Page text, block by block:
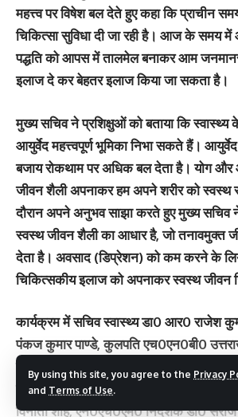
By using this site, you agree to the Privacy
and Terms of Use.
महत्त्व पर विषेश बल देते हुए कहा कि प्राचीन समय
चिकित्सा सुविधा दी जा रही है। आज के समय में
पद्धति को आपस में तालमेल बनाकर आम
इलाज दे कर बेहतर इलाज किया जा सकता है।
मुख्य सचिव ने प्रशिक्षुओं को बताया कि स्वास्थ्य
आयुर्वेद महत्त्वपूर्ण भूमिका निभा सकते हैं।
बजाय रोकथाम पर अधिक बल देता है। योग
जीवन शैली अपनाकर हम अपने शरीर को
दौरान अपने अनुभव साझा करते हुए मुख्य सचिव
स्वस्थ जीवन शैली का आधार है, जो तनावमुक्त
देता है। अवसाद (डिप्रेशन) को कम करने के
चिकित्सकीय इलाज को अपनाकर स्वस्थ जीवन
कार्यक्रम में सचिव स्वास्थ्य डा0 आर0 राजेश
पंकज कुमार पाण्डे, कुलपति एच0एन0बी0
विश्वविद्यालय प्रो0 सुनील कुमार जोशी,
विनीता शाह, एन0एच0एम0 निदेशक डा0